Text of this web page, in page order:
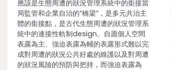
應該是生態周遭的狀況管理系統中的銜接當
局監管和企業自治的“橋梁”，是多元共治主
體的銜接點，是古代生態周遭的狀況管理系
統中的連接性軌制design。自愿個人空間
表露為主、強迫表露為輔的表露形式難以完
成對周遭的狀況公共好處的維護以及對周遭
的狀況風險的預防與把持，而強迫表露為